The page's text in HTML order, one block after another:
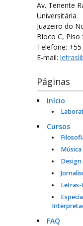
Processo Seletivo
Links Úteis
Av. Tenente
Universitária
Juazeiro do
Bloco C, Piso
Telefone:
E-mail:
Páginas
Início
Cursos
Música
Design
Letras-
FAQ